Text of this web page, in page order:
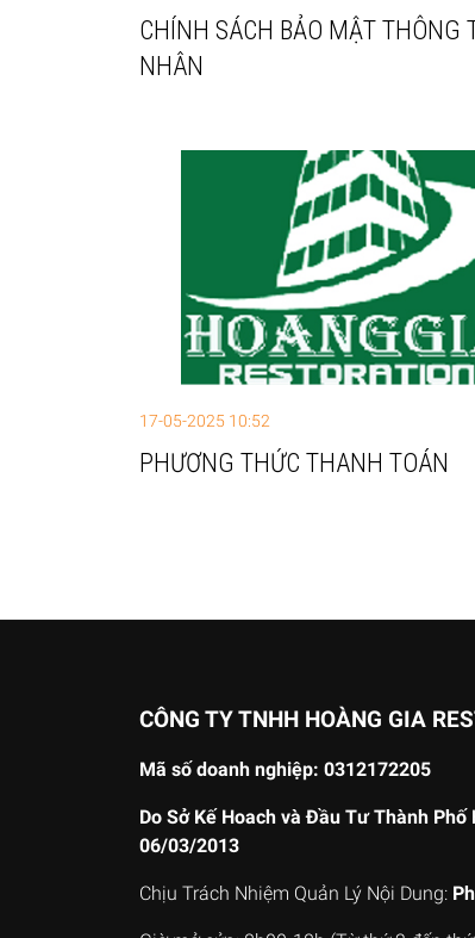
CHÍNH SÁCH BẢO MẬT THÔNG
NHÂN
17-05-2025 10:52
PHƯƠNG THỨC THANH TOÁN
CÔNG TY TNHH HOÀNG GIA
Mã số doanh nghiệp: 0312172205
Do Sở Kế Hoach và Đầu Tư Thành
06/03/2013
Chịu Trách Nhiệm Quản Lý Nội Dung: